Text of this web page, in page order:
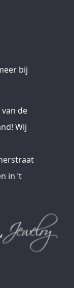
bij
de
Wij
in ’t